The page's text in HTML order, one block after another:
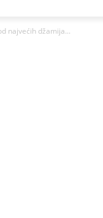
najvećih džamija...